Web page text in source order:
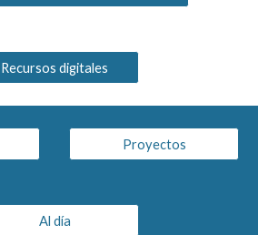
Recursos digitales
Proyectos
Al día